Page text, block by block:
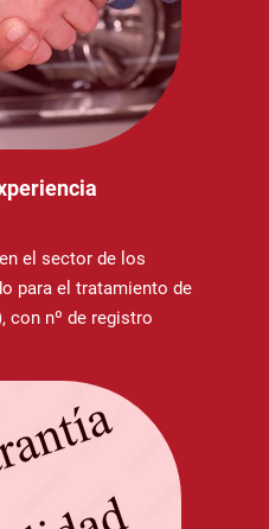
el sector de los
para el tratamiento de
con nº de registro